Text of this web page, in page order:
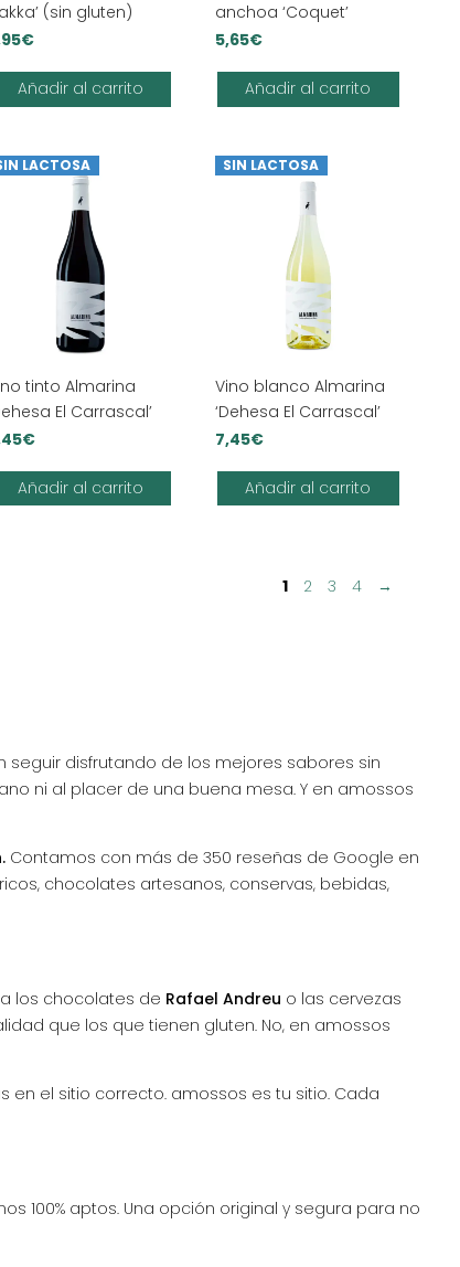
(sin gluten)
€
Añadir al carrito
anchoa ‘Coquet’
5,65€
Añadir al carrito
LACTOSA
tinto Almarina
El Carrascal’
€
Añadir al carrito
SIN LACTOSA
Vino blanco Almarina
‘Dehesa El Carrascal’
7,45€
Añadir al carrito
1 2 3 4 →
seguir disfrutando de los mejores sabores sin
ni al placer de una buena mesa. Y en amossos
Contamos con más de 350 reseñas de Google en
chocolates artesanos, conservas, bebidas,
los chocolates de Rafael Andreu o las cervezas
que los que tienen gluten. No, en amossos
el sitio correcto. amossos es tu sitio. Cada
100% aptos. Una opción original y segura para no